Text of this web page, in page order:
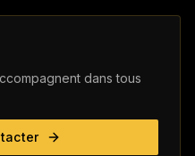
dans tous